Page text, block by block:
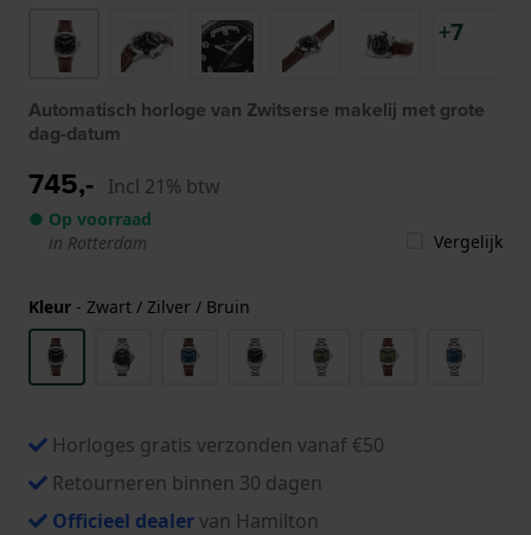
+7
Automatisch horloge van Zwitserse makelij met grote
dag-datum
745,- Incl 21% btw
● Op voorraad
in Rotterdam
Vergelijk
Kleur - Zwart / Zilver / Bruin
Horloges gratis verzonden vanaf €50
Retourneren binnen 30 dagen
Officieel dealervan Hamilton